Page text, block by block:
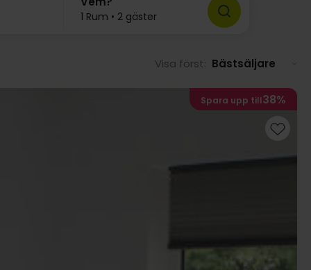
1 Rum • 2 gäster
Visa först: Bästsäljare
Spara upp till38%